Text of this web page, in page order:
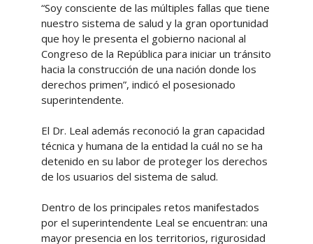
“Soy consciente de las múltiples fallas que tiene
nuestro sistema de salud y la gran oportunidad
que hoy le presenta el gobierno nacional al
Congreso de la República para iniciar un tránsito
hacia la construcción de una nación donde los
derechos primen”, indicó el posesionado
superintendente.
El Dr. Leal además reconoció la gran capacidad
técnica y humana de la entidad la cuál no se ha
detenido en su labor de proteger los derechos
de los usuarios del sistema de salud.
Dentro de los principales retos manifestados
por el superintendente Leal se encuentran: una
mayor presencia en los territorios, rigurosidad